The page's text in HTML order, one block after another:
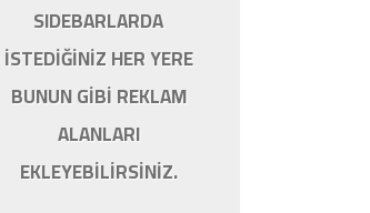
SIDEBARLARDA
İSTEDİĞİNİZ HER YERE
BUNUN GİBİ REKLAM
ALANLARI
EKLEYEBİLİRSİNİZ.